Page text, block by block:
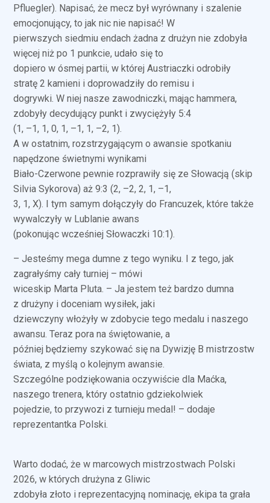
Pfluegler). Napisać, że mecz był wyrównany i szalenie
emocjonujący, to jak nic nie napisać! W
pierwszych siedmiu endach żadna z drużyn nie zdobyła
więcej niż po 1 punkcie, udało się to
dopiero w ósmej partii, w której Austriaczki odrobiły
stratę 2 kamieni i doprowadziły do remisu i
dogrywki. W niej nasze zawodniczki, mając hammera,
zdobyły decydujący punkt i zwyciężyły 5:4
(1, –1, 1, 0, 1, –1, 1, –2, 1).
A w ostatnim, rozstrzygającym o awansie spotkaniu
napędzone świetnymi wynikami
Biało-Czerwone pewnie rozprawiły się ze Słowacją (skip
Silvia Sykorova) aż 9:3 (2, –2, 2, 1, –1,
3, 1, X). I tym samym dołączyły do Francuzek, które także
wywalczyły w Lublanie awans
(pokonując wcześniej Słowaczki 10:1).
– Jesteśmy mega dumne z tego wyniku. I z tego, jak
zagrałyśmy cały turniej – mówi
wiceskip Marta Pluta. – Ja jestem też bardzo dumna
z drużyny i doceniam wysiłek, jaki
dziewczyny włożyły w zdobycie tego medalu i naszego
awansu. Teraz pora na świętowanie, a
później będziemy szykować się na Dywizję B mistrzostw
świata, z myślą o kolejnym awansie.
Szczególne podziękowania oczywiście dla Maćka,
naszego trenera, który ostatnio gdziekolwiek
pojedzie, to przywozi z turnieju medal! – dodaje
reprezentantka Polski.
Warto dodać, że w marcowych mistrzostwach Polski
2026, w których drużyna z Gliwic
zdobyła złoto i reprezentacyjną nominację, ekipa ta grała